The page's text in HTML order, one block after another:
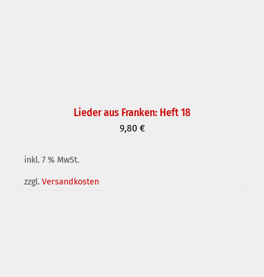
IN DEN WARENKORB
Lieder aus Franken: Heft 18
9,80 €
inkl. 7 % MwSt.
zzgl. Versandkosten